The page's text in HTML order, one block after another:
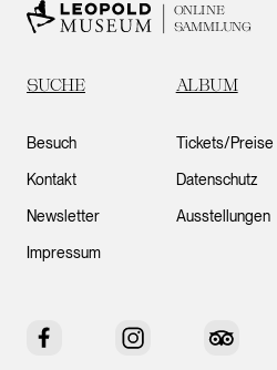
ONLINE
SAMMLUNG
SUCHE ALBUM
Besuch
Kontakt
Newsletter
Impressum
Tickets/Preise
Datenschutz
Ausstellungen
Facebook Instagram